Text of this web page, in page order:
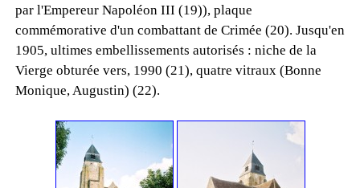
par l'Empereur Napoléon III (19)), plaque
commémorative d'un combattant de Crimée (20). Jusqu'en
1905, ultimes embellissements autorisés : niche de la
Vierge obturée vers, 1990 (21), quatre vitraux (Bonne
Monique, Augustin) (22).